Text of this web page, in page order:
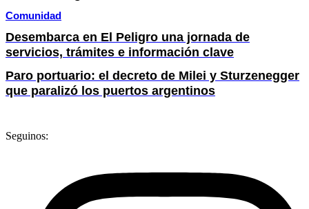
Comunidad
Desembarca en El Peligro una jornada de
servicios, trámites e información clave
Paro portuario: el decreto de Milei y Sturzenegger
que paralizó los puertos argentinos
Seguinos: